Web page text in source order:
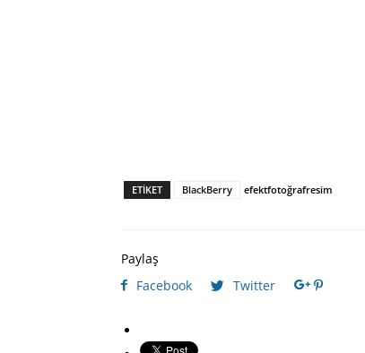
ETIKET BlackBerry efektfotoğrafresim
Paylaş
Facebook
Twitter